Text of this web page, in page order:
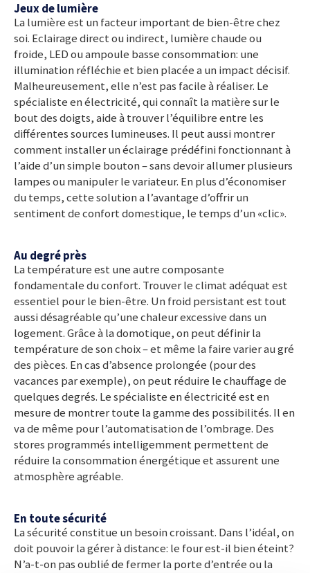
Jeux de lumière
La lumière est un facteur important de bien-être chez
soi. Eclairage direct ou indirect, lumière chaude ou
froide, LED ou ampoule basse consommation: une
illumination réfléchie et bien placée a un impact décisif.
Malheureusement, elle n’est pas facile à réaliser. Le
spécialiste en électricité, qui connaît la matière sur le
bout des doigts, aide à trouver l’équilibre entre les
différentes sources lumineuses. Il peut aussi montrer
comment installer un éclairage prédéfini fonctionnant à
l’aide d’un simple bouton – sans devoir allumer plusieurs
lampes ou manipuler le variateur. En plus d’économiser
du temps, cette solution a l’avantage d’offrir un
sentiment de confort domestique, le temps d’un «clic».
Au degré près
La température est une autre composante
fondamentale du confort. Trouver le climat adéquat est
essentiel pour le bien-être. Un froid persistant est tout
aussi désagréable qu’une chaleur excessive dans un
logement. Grâce à la domotique, on peut définir la
température de son choix – et même la faire varier au gré
des pièces. En cas d’absence prolongée (pour des
vacances par exemple), on peut réduire le chauffage de
quelques degrés. Le spécialiste en électricité est en
mesure de montrer toute la gamme des possibilités. Il en
va de même pour l’automatisation de l’ombrage. Des
stores programmés intelligemment permettent de
réduire la consommation énergétique et assurent une
atmosphère agréable.
En toute sécurité
La sécurité constitue un besoin croissant. Dans l’idéal, on
doit pouvoir la gérer à distance: le four est-il bien éteint?
N’a-t-on pas oublié de fermer la porte d’entrée ou la